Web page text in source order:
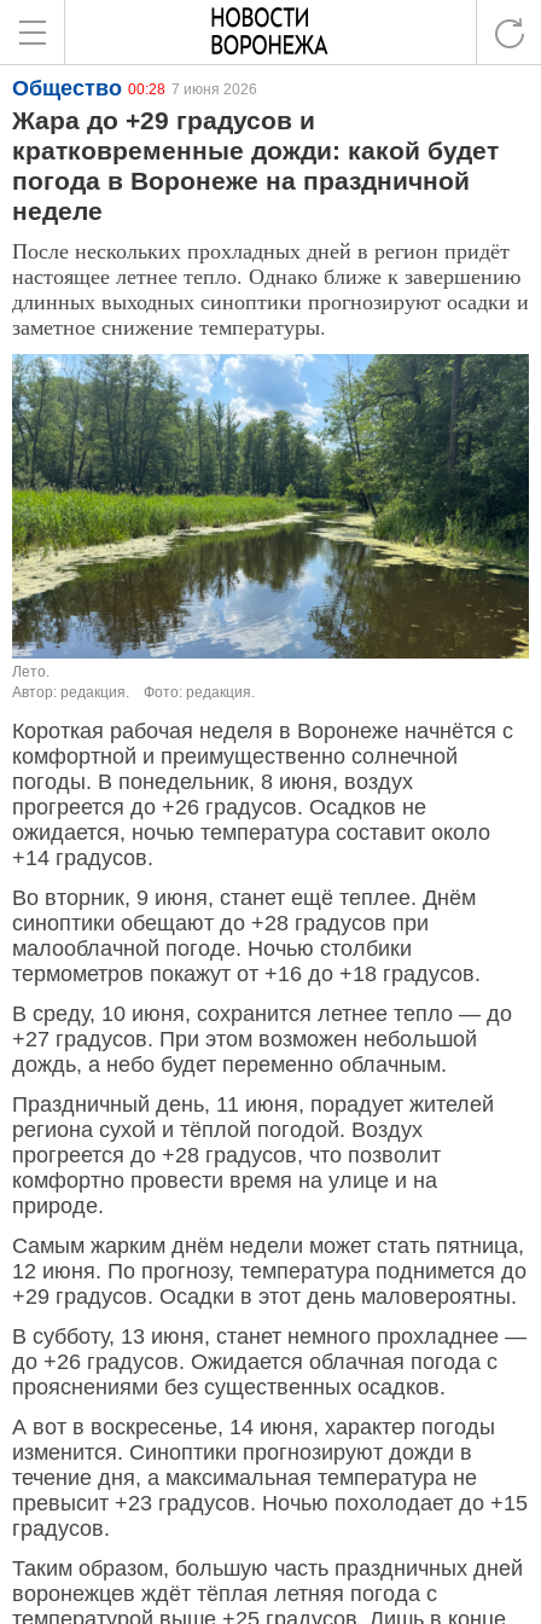
Общество 00:28 7 июня 2026
Жара до +29 градусов и
кратковременные дожди: какой будет
погода в Воронеже на праздничной
неделе
После нескольких прохладных дней в регион придёт
настоящее летнее тепло. Однако ближе к завершению
длинных выходных синоптики прогнозируют осадки и
заметное снижение температуры.
Лето.
Автор: редакция.
Фото: редакция.
Короткая рабочая неделя в Воронеже начнётся с
комфортной и преимущественно солнечной
погоды. В понедельник, 8 июня, воздух
прогреется до +26 градусов. Осадков не
ожидается, ночью температура составит около
+14 градусов.
Во вторник, 9 июня, станет ещё теплее. Днём
синоптики обещают до +28 градусов при
малооблачной погоде. Ночью столбики
термометров покажут от +16 до +18 градусов.
В среду, 10 июня, сохранится летнее тепло — до
+27 градусов. При этом возможен небольшой
дождь, а небо будет переменно облачным.
Праздничный день, 11 июня, порадует жителей
региона сухой и тёплой погодой. Воздух
прогреется до +28 градусов, что позволит
комфортно провести время на улице и на
природе.
Самым жарким днём недели может стать пятница,
12 июня. По прогнозу, температура поднимется до
+29 градусов. Осадки в этот день маловероятны.
В субботу, 13 июня, станет немного прохладнее —
до +26 градусов. Ожидается облачная погода с
прояснениями без существенных осадков.
А вот в воскресенье, 14 июня, характер погоды
изменится. Синоптики прогнозируют дожди в
течение дня, а максимальная температура не
превысит +23 градусов. Ночью похолодает до +15
градусов.
Таким образом, большую часть праздничных дней
воронежцев ждёт тёплая летняя погода с